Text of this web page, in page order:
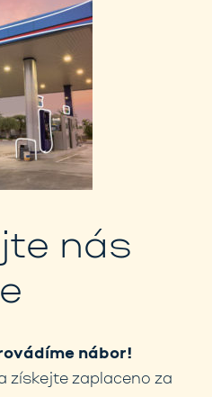
nás
nábor!
získejte zaplaceno za